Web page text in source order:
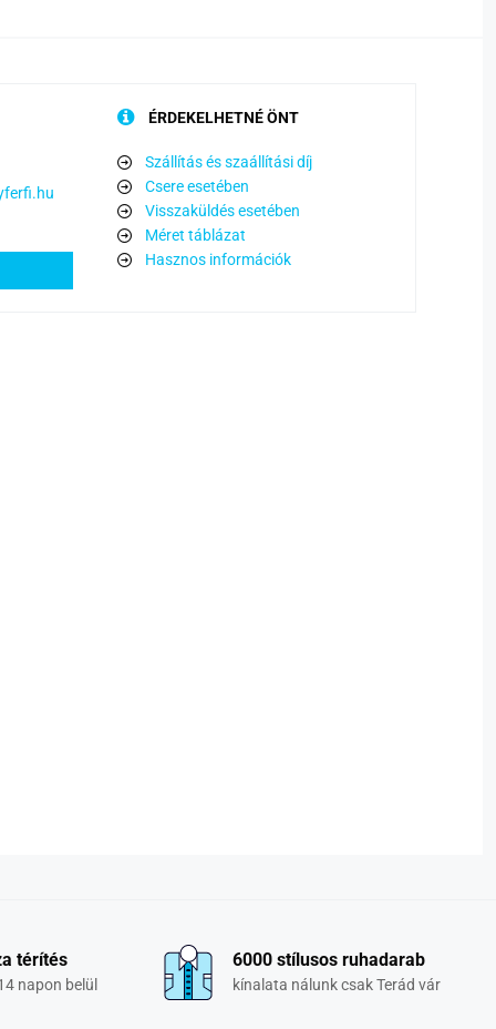
ÉRDEKELHETNÉ ÖNT
Szállítás és szaállítási díj
Csere esetében
Visszaküldés esetében
Méret táblázat
Hasznos információk
térítés
napon belül
6000 stílusos ruhadarab
kínalata nálunk csak Terád vár